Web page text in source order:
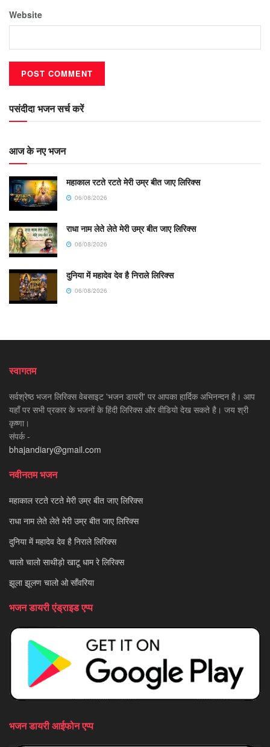
Website
पसंदीदा भजन सर्च करें
आज के नए भजन
महाकाल रटते रटते मेरी उम्र बीत जाए लिरिक्स
06/08/2026
राधा नाम लेते लेते मेरी उम्र बीत जाए लिरिक्स
06/08/2026
दुनिया में महादेव देव है निराले लिरिक्स
06/08/2026
स्वागतम
सर्वश्रेष्ठ भजन लिरिक्स वेबसाइट 'भजन डायरी' पर आपका हार्दिक अभिनन्दन है। आप
यहाँ पर सभी प्रकार के भजनों के हिंदी लिरिक्स और वीडियो देख सकते है। जय श्री
कृष्णा।
संपर्क -
bhajandiary@gmail.com
नवीनतम भजन
महाकाल रटते रटते मेरी उम्र बीत जाए लिरिक्स
राधा नाम लेते लेते मेरी उम्र बीत जाए लिरिक्स
दुनिया में महादेव देव है निराले लिरिक्स
चालो चालो साथीड़ो खाटू धाम रे लिरिक्स
झूला झूलण चालो ओ साँवरिया
भजन डायरी एंड्राइड एप्प
भजन डायरी आईफोन एप्प